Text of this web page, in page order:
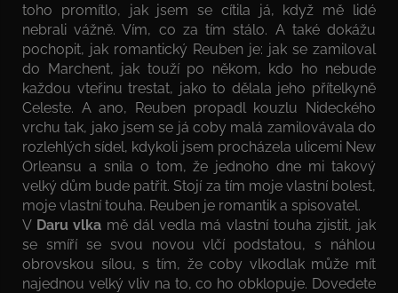
toho promítlo, jak jsem se cítila já, když mě lidé
nebrali vážně. Vím, co za tím stálo. A také dokážu
pochopit, jak romantický Reuben je: jak se zamiloval
do Marchent, jak touží po někom, kdo ho nebude
každou vteřinu trestat, jako to dělala jeho přítelkyně
Celeste. A ano, Reuben propadl kouzlu Nideckého
vrchu tak, jako jsem se já coby malá zamilovávala do
rozlehlých sídel, kdykoli jsem procházela ulicemi New
Orleansu a snila o tom, že jednoho dne mi takový
velký dům bude patřit. Stojí za tím moje vlastní bolest,
moje vlastní touha. Reuben je romantik a spisovatel.
V Daru vlka mě dál vedla má vlastní touha zjistit, jak
se smíří se svou novou vlčí podstatou, s náhlou
obrovskou sílou, s tím, že coby vlkodlak může mít
najednou velký vliv na to, co ho obklopuje. Dovedete